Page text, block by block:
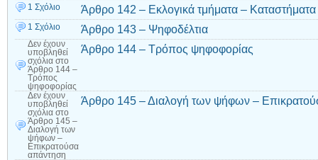
1 Σχόλιο Άρθρο 142 – Εκλογικά τμήματα –
1 Σχόλιο Άρθρο 143 – Ψηφοδέλτια
Δεν έχουν
υποβληθεί
σχόλια στο
Άρθρο 144 –
Τρόπος
ψηφοφορίας
Άρθρο 144 – Τρόπος ψηφοφορίας
Δεν έχουν
υποβληθεί
σχόλια στο
Άρθρο 145 –
Διαλογή των
ψήφων –
Επικρατούσα
απάντηση
Άρθρο 145 – Διαλογή των ψήφων –